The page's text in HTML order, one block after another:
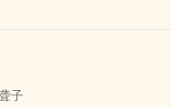
通灵眼
子